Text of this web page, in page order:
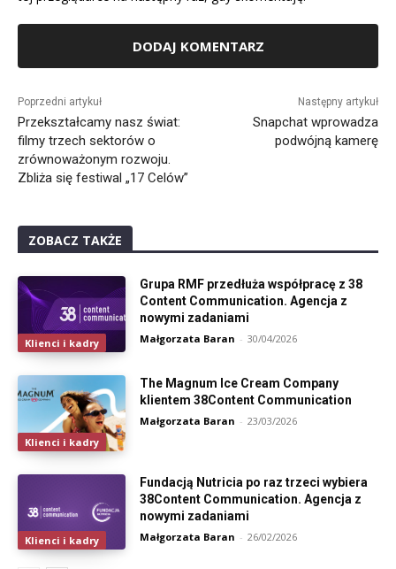
Poprzedni artykuł
Przekształcamy nasz świat:
filmy trzech sektorów o
zrównoważonym rozwoju.
Zbliża się festiwal „17 Celów”
Następny artykuł
Snapchat wprowadza
podwójną kamerę
ZOBACZ TAKŻE
Klienci i kadry
Grupa RMF przedłuża współpracę z 38
Content Communication. Agencja z
nowymi zadaniami
Małgorzata Baran - 30/04/2026
Klienci i kadry
The Magnum Ice Cream Company
klientem 38Content Communication
Małgorzata Baran - 23/03/2026
Klienci i kadry
Fundacją Nutricia po raz trzeci wybiera
38Content Communication. Agencja z
nowymi zadaniami
Małgorzata Baran - 26/02/2026